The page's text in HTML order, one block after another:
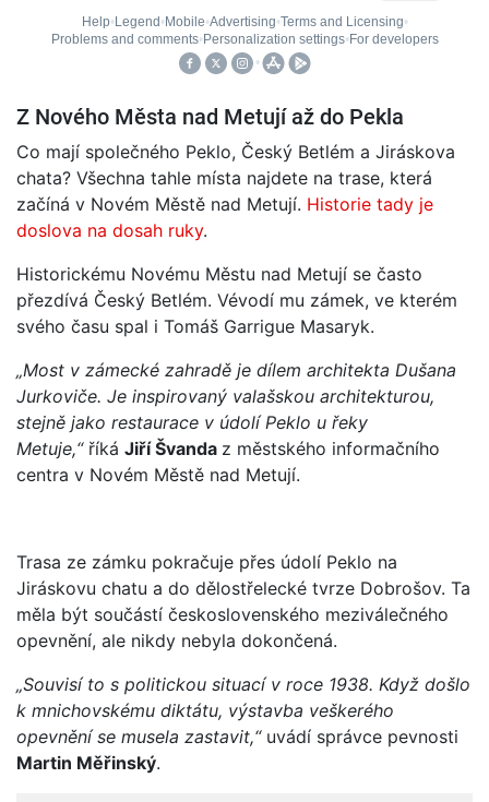
Z Nového Města nad Metují až do Pekla
Co mají společného Peklo, Český Betlém a Jiráskova
chata? Všechna tahle místa najdete na trase, která
začíná v Novém Městě nad Metují. Historie tady je
doslova na dosah ruky.
Historickému Novému Městu nad Metují se často
přezdívá Český Betlém. Vévodí mu zámek, ve kterém
svého času spal i Tomáš Garrigue Masaryk.
„Most v zámecké zahradě je dílem architekta Dušana
Jurkoviče. Je inspirovaný valašskou architekturou,
stejně jako restaurace v údolí Peklo u řeky
Metuje,“říká Jiří Švanda z městského informačního
centra v Novém Městě nad Metují.
Trasa ze zámku pokračuje přes údolí Peklo na
Jiráskovu chatu a do dělostřelecké tvrze Dobrošov. Ta
měla být součástí československého meziválečného
opevnění, ale nikdy nebyla dokončená.
„Souvisí to s politickou situací v roce 1938. Když došlo
k mnichovskému diktátu, výstavba veškerého
opevnění se musela zastavit,“ uvádí správce pevnosti
Martin Měřinský.